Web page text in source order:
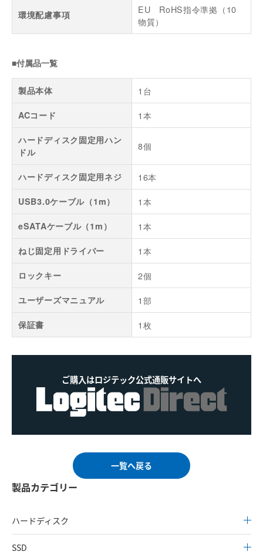
環境配慮事項
EU RoHS指令準拠（10
物質）
■付属品一覧
製品本体 1台
ACコード 1本
ハードディスク固定用ハン
ドル
8個
ハードディスク固定用ネジ 16本
USB3.0ケーブル（1m） 1本
eSATAケーブル（1m） 1本
ねじ固定用ドライバー 1本
ロックキー 2個
ユーザーズマニュアル 1部
保証書 1枚
ご購入はロジテック公式通販サイトへ
一覧へ戻る
製品カテゴリー
ハードディスク
SSD